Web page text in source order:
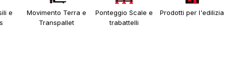
e
Movimento Terra e
Transpallet
Ponteggio Scale e
trabattelli
Prodotti per l'edilizia